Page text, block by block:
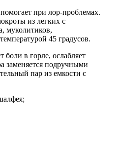
при лор-проблемах.
из легких с
муколитиков,
45 градусов.
боли в горле, ослабляет
заменяется подручными
пар из емкости с